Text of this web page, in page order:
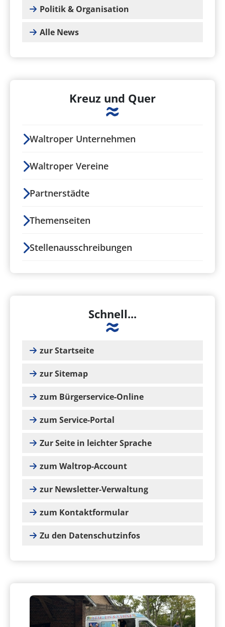
Politik & Organisation
Alle News
Kreuz und Quer
Waltroper Unternehmen
Waltroper Vereine
Partnerstädte
Themenseiten
Stellenausschreibungen
Schnell...
zur Startseite
zur Sitemap
zum Bürgerservice-Online
zum Service-Portal
Zur Seite in leichter Sprache
zum Waltrop-Account
zur Newsletter-Verwaltung
zum Kontaktformular
Zu den Datenschutzinfos